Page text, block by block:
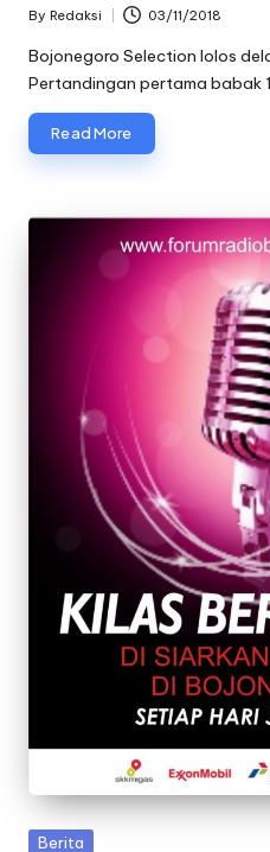
Posted
by
By Redaksi 03/11/2018
Bojonegoro Selection lolos
Pertandingan pertama babak
Read More
Posted
Berita